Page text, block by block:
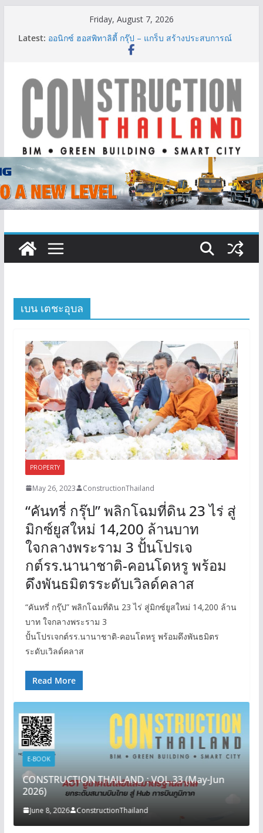
Friday, August 7, 2026
Latest: ออนิกซ์ ฮอสพิทาลิตี้ กรุ๊ป – แกร็บ สร้างประสบการณ์
การเดินทางที่สะดวกยิ่งขึ้น ภายใต้แนวคิด “More of
Construction & Mining” ขับเคลื่อนอุตสาหกรรม
ก่อสร้างและเหมืองแร่สู่สังคมคาร์บอนต่ำอย่างยั่งยืน
ลลิล พร็อพเพอร์ตี้ ก้าวสู่ปีที่ 40 ยึดลูกค้าเป็นศูนย์กลาง
เดินหน้าสร้างการเติบโตอย่างยั่งยืน
IHG Hotels & Resorts เปิดตัว ฮอลิเดย์ อินน์ เอ็กซ์เพรส
ผู้เชี่ยวชาญด้านวิศวกรรมโครงสร้างเสนอแผนปฏิรูป
มาตรฐานตั้งแต่การออกแบบถึงการตรวจสอบอาคารไทย
รับมือแผ่นดินไหว
เบน เตชะอุบล
PROPERTY
May 26, 2023 ConstructionThailand
“คันทรี่ กรุ๊ป” พลิกโฉมที่ดิน 23 ไร่ สู่
มิกซ์ยูสใหม่ 14,200 ล้านบาท
ใจกลางพระราม 3 ปั้นโปรเจ
กต์รร.นานาชาติ-คอนโดหรู พร้อม
ดึงพันธมิตรระดับเวิลด์คลาส
“คันทรี่ กรุ๊ป” พลิกโฉมที่ดิน 23 ไร่ สู่มิกซ์ยูสใหม่ 14,200 ล้าน
บาท ใจกลางพระราม 3
ปั้นโปรเจกต์รร.นานาชาติ-คอนโดหรู พร้อมดึงพันธมิตร
ระดับเวิลด์คลาส
Read More
E-BOOK
CONSTRUCTION THAILAND : VOL.33 (May-Jun
2026)
June 8, 2026 ConstructionThailand